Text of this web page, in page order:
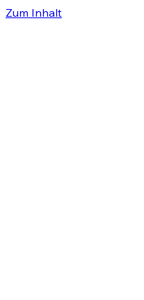
Zum Inhalt